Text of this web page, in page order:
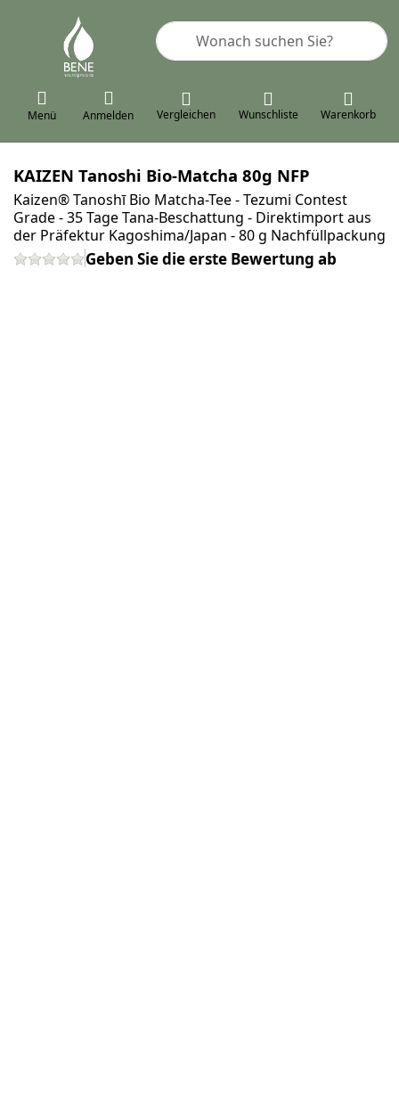
Geben Sie einen Suchbegriff ein.
Menü Anmelden Vergleichen Wunschliste Warenkorb
KAIZEN Tanoshi Bio-Matcha 80g NFP
Kaizen® Tanoshī Bio Matcha-Tee - Tezumi Contest
Grade - 35 Tage Tana-Beschattung - Direktimport aus
der Präfektur Kagoshima/Japan - 80 g Nachfüllpackung
Geben Sie die erste Bewertung ab